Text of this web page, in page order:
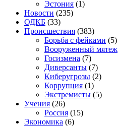
Эстония (1)
Новости (235)
ОДКБ (33)
Происшествия (383)
Борьба с фейками (5)
Вооруженный мятеж
Госизмена (7)
Диверсанты (7)
Киберугрозы (2)
Коррупция (1)
Экстремисты (5)
Учения (26)
Россия (15)
Экономика (6)